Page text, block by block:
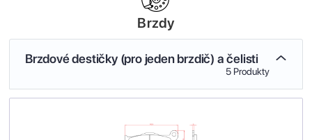
Brzdy
Brzdové destičky (pro jeden brzdič) a čelisti
5 Produkty